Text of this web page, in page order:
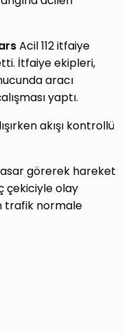
Acil 112 itfaiye
İtfaiye ekipleri,
aracı
yaptı.
akışı kontrollü
görerek hareket
çekiciyle olay
trafik normale